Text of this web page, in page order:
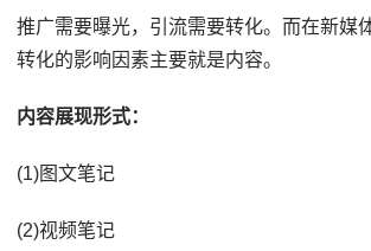
推广需要曝光，引流需要转化。而在新媒
转化的影响因素主要就是内容。
内容展现形式：
(1)图文笔记
(2)视频笔记